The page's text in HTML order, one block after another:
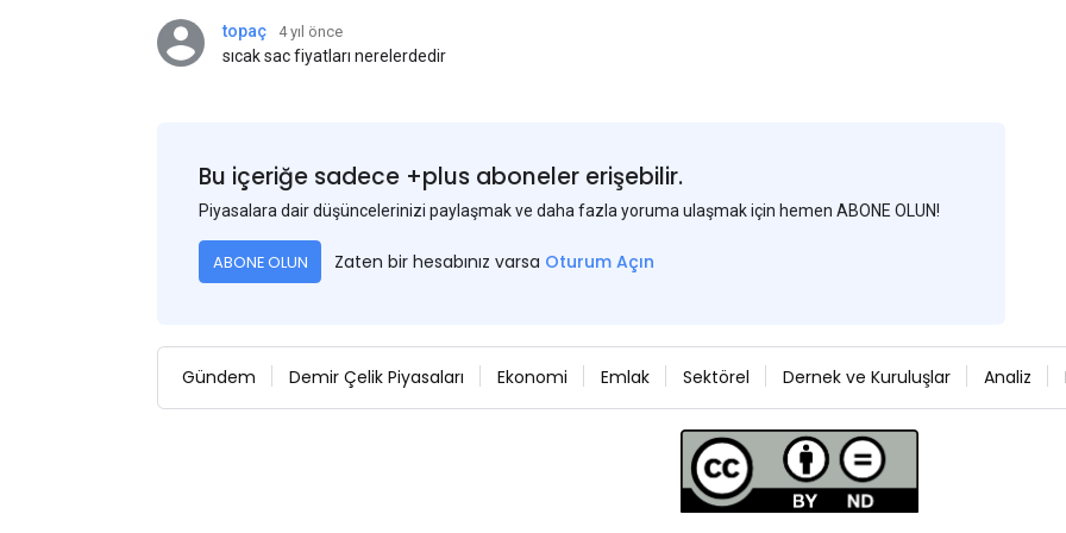
topaç 4 yıl önce
sıcak sac fiyatları nerelerdedir
Bu içeriğe sadece +plus aboneler erişebilir.
Piyasalara dair düşüncelerinizi paylaşmak ve daha fazla yoruma ulaşmak için hemen ABONE OLUN!
ABONE OLUN Zaten bir hesabınız varsa Oturum Açın
Gündem Demir Çelik Piyasaları Ekonomi Emlak Sektörel Dernek ve Kuruluşlar Analiz